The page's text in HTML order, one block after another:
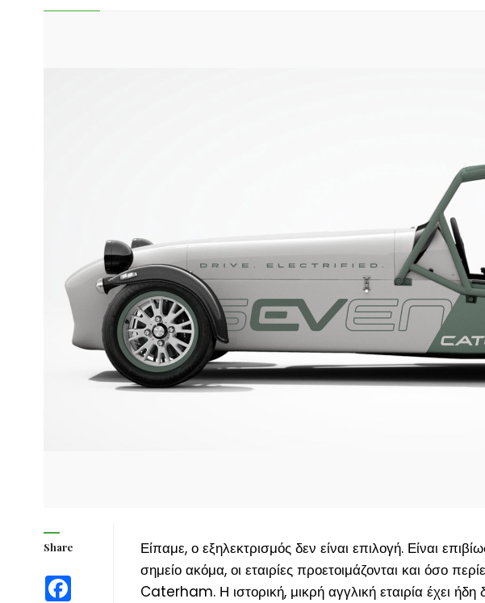
Share
Facebook
Είπαμε, ο εξηλεκτρισμός δεν είναι επιλογή. Είναι
σημείο ακόμα, οι εταιρίες προετοιμάζονται και όσο
Caterham. Η ιστορική, μικρή αγγλική εταιρία έχει